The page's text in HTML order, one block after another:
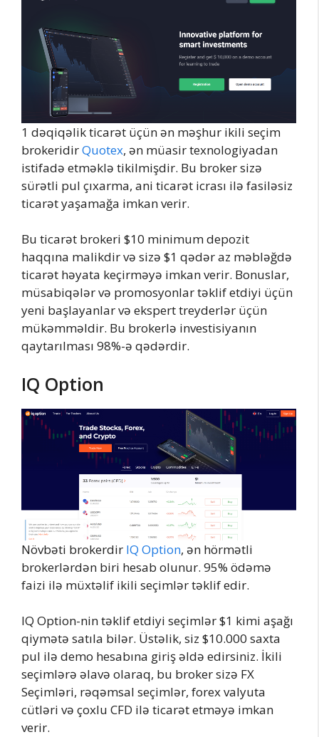
1 dəqiqəlik ticarət üçün ən məşhur ikili seçim
brokeridirQuotex, ən müasir texnologiyadan
istifadə etməklə tikilmişdir. Bu broker sizə
sürətli pul çıxarma, ani ticarət icrası ilə fasiləsiz
ticarət yaşamağa imkan verir.
Bu ticarət brokeri $10 minimum depozit
haqqına malikdir və sizə $1 qədər az məbləğdə
ticarət həyata keçirməyə imkan verir. Bonuslar,
müsabiqələr və promosyonlar təklif etdiyi üçün
yeni başlayanlar və ekspert treyderlər üçün
mükəmməldir. Bu brokerlə investisiyanın
qaytarılması 98%-ə qədərdir.
IQ Option
Növbəti brokerdir IQ Option, ən hörmətli
brokerlərdən biri hesab olunur. 95% ödəmə
faizi ilə müxtəlif ikili seçimlər təklif edir.
IQ Option-nin təklif etdiyi seçimlər $1 kimi aşağı
qiymətə satıla bilər. Üstəlik, siz $10.000 saxta
pul ilə demo hesabına giriş əldə edirsiniz. İkili
seçimlərə əlavə olaraq, bu broker sizə FX
Seçimləri, rəqəmsal seçimlər, forex valyuta
cütləri və çoxlu CFD ilə ticarət etməyə imkan
verir.